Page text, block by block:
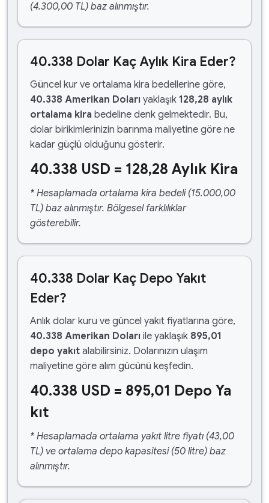
(4.300,00 TL) baz alınmıştır.
40.338 Dolar Kaç Aylık Kira Eder?
Güncel kur ve ortalama kira bedellerine göre,
40.338 Amerikan Doları yaklaşık 128,28 aylık
ortalama kira bedeline denk gelmektedir. Bu,
dolar birikimlerinizin barınma maliyetine göre ne
kadar güçlü olduğunu gösterir.
40.338 USD = 128,28 Aylık Kira
* Hesaplamada ortalama kira bedeli (15.000,00
TL) baz alınmıştır. Bölgesel farklılıklar
gösterebilir.
40.338 Dolar Kaç Depo Yakıt
Eder?
Anlık dolar kuru ve güncel yakıt fiyatlarına göre,
40.338 Amerikan Doları ile yaklaşık 895,01
depo yakıt alabilirsiniz. Dolarınızın ulaşım
maliyetine göre alım gücünü keşfedin.
40.338 USD = 895,01 Depo Ya
kıt
* Hesaplamada ortalama yakıt litre fiyatı (43,00
TL) ve ortalama depo kapasitesi (50 litre) baz
alınmıştır.